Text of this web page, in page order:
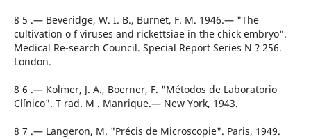
8 5 .— Beveridge, W. I. B., Burnet, F. M. 1946.— "The
cultivation o f viruses and rickettsiae in the chick embryo".
Medical Re-search Council. Special Report Series N ? 256.
London.
8 6 .— Kolmer, J. A., Boerner, F. "Métodos de Laboratorio
Clínico". T rad. M . Manrique.— New York, 1943.
8 7 .— Langeron, M. "Précis de Microscopie". Paris, 1949.